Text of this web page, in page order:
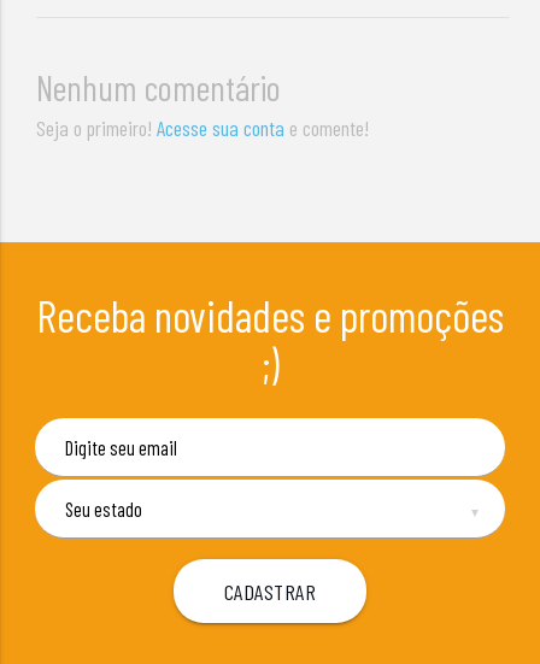
Nenhum comentário
Seja o primeiro!Acesse sua conta e comente!
Receba novidades e promoções
;)
▼